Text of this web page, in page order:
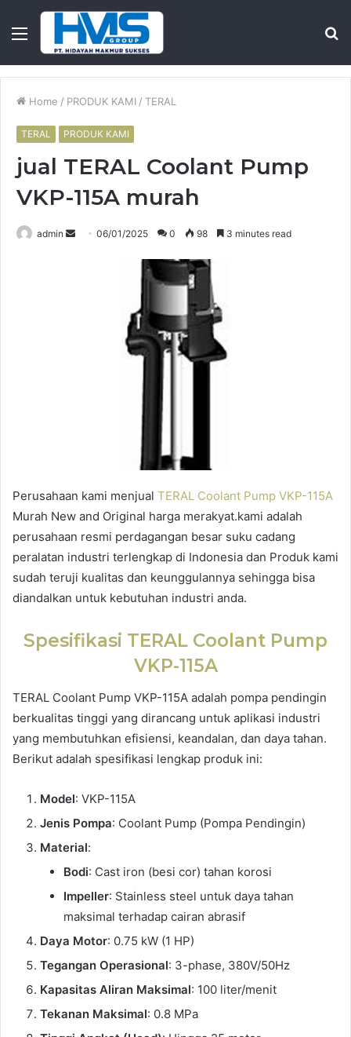
Menu
Home / PRODUK KAMI / TERAL
TERAL PRODUK KAMI
jual TERAL Coolant Pump
VKP-115A murah
admin
Send06/01/2025 0 98 3 minutes read
Perusahaan kami menjual TERAL Coolant Pump VKP-115A
Murah New and Original harga merakyat.kami adalah
perusahaan resmi perdagangan besar suku cadang
peralatan industri terlengkap di Indonesia dan Produk kami
sudah teruji kualitas dan keunggulannya sehingga bisa
diandalkan untuk kebutuhan industri anda.
Spesifikasi TERAL Coolant Pump
VKP-115A
TERAL Coolant Pump VKP-115A adalah pompa pendingin
berkualitas tinggi yang dirancang untuk aplikasi industri
yang membutuhkan efisiensi, keandalan, dan daya tahan.
Berikut adalah spesifikasi lengkap produk ini:
Model: VKP-115A
Jenis Pompa: Coolant Pump (Pompa Pendingin)
Material:
Bodi: Cast iron (besi cor) tahan korosi
Impeller: Stainless steel untuk daya tahan
maksimal terhadap cairan abrasif
Daya Motor: 0.75 kW (1 HP)
Tegangan Operasional: 3-phase, 380V/50Hz
Kapasitas Aliran Maksimal: 100 liter/menit
Tekanan Maksimal: 0.8 MPa